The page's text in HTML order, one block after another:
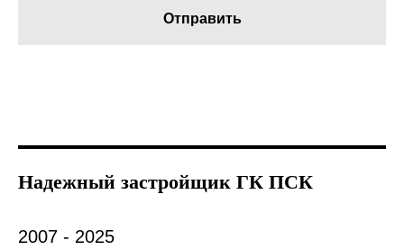
Отправить
Надежный застройщик ГК ПСК
2007 - 2025